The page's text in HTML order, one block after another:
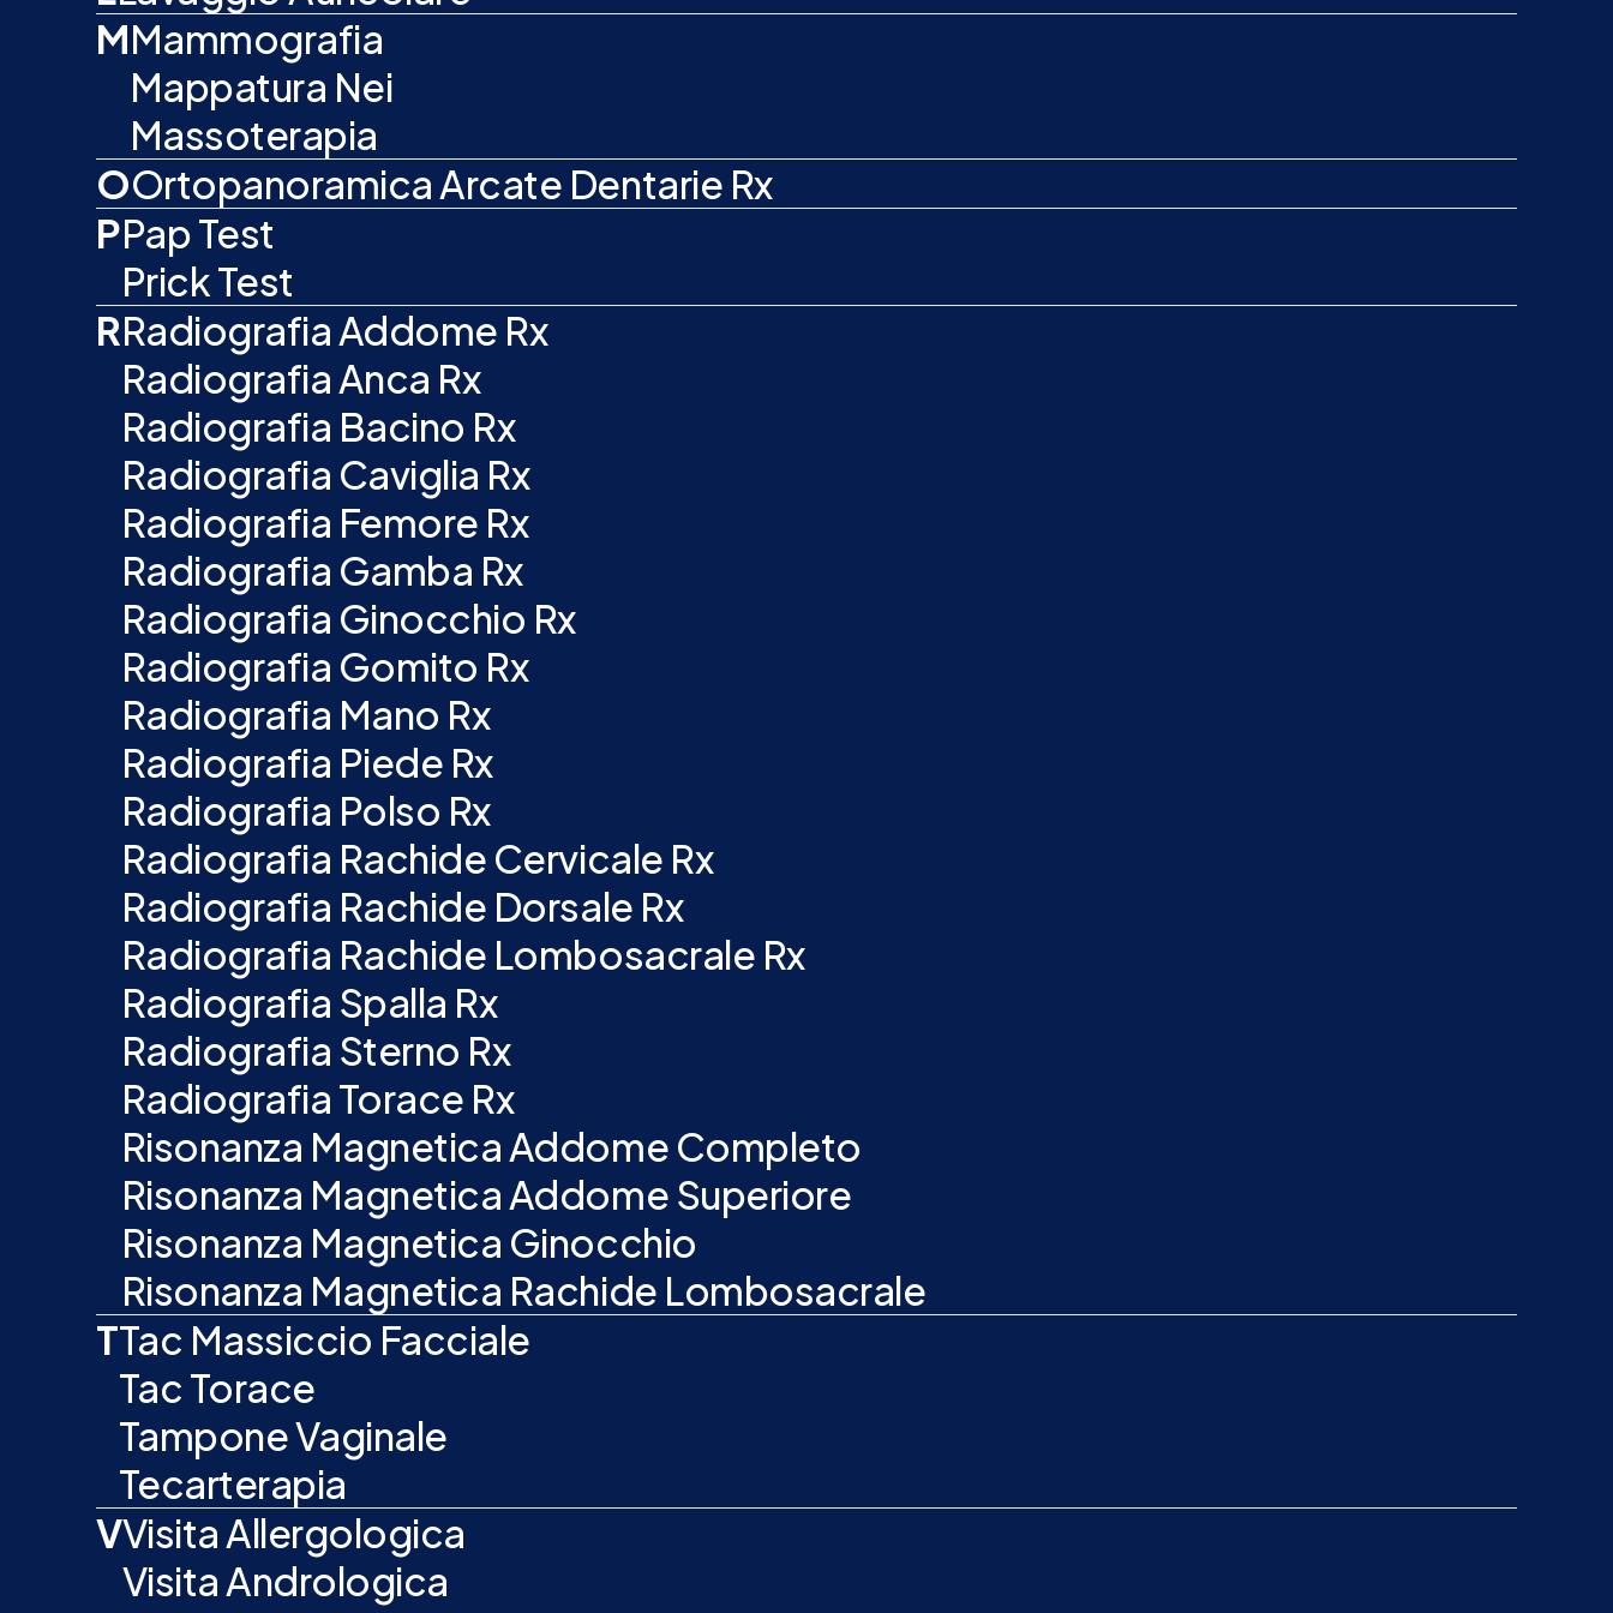
MMammografia
Mappatura Nei
Massoterapia
OOrtopanoramica Arcate Dentarie Rx
PPap Test
Prick Test
RRadiografia Addome Rx
Radiografia Anca Rx
Radiografia Bacino Rx
Radiografia Caviglia Rx
Radiografia Femore Rx
Radiografia Gamba Rx
Radiografia Ginocchio Rx
Radiografia Gomito Rx
Radiografia Mano Rx
Radiografia Piede Rx
Radiografia Polso Rx
Radiografia Rachide Cervicale Rx
Radiografia Rachide Dorsale Rx
Radiografia Rachide Lombosacrale Rx
Radiografia Spalla Rx
Radiografia Sterno Rx
Radiografia Torace Rx
Risonanza Magnetica Addome Completo
Risonanza Magnetica Addome Superiore
Risonanza Magnetica Ginocchio
Risonanza Magnetica Rachide Lombosacrale
TTac Massiccio Facciale
Tac Torace
Tampone Vaginale
Tecarterapia
VVisita Allergologica
Visita Andrologica